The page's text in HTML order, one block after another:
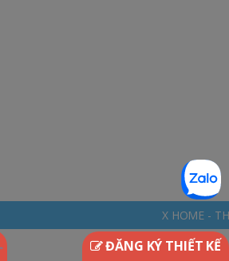
ĐĂNG KÝ THIẾT KẾ
X HOME -